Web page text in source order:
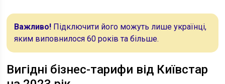
Важливо! Підключити його можуть лише українці,
яким виповнилося 60 років та більше.
Вигідні бізнес-тарифи від Київстар